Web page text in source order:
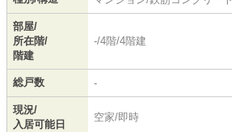
部屋/
所在階/
階建
-/4階/4階建
総戸数 -
現況/
入居可能日
空家/即時